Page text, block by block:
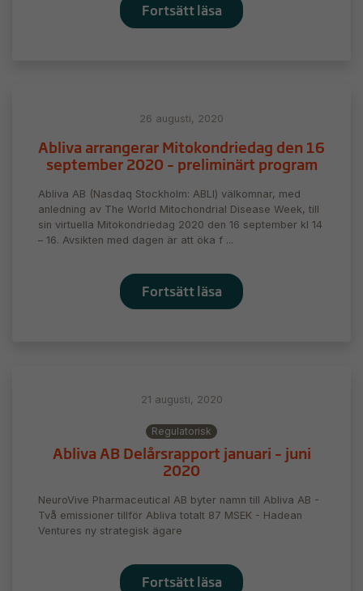
Fortsätt läsa
26 augusti, 2020
Abliva arrangerar Mitokondriedag den 16
september 2020 – preliminärt program
Abliva AB (Nasdaq Stockholm: ABLI) välkomnar, med
anledning av The World Mitochondrial Disease Week, till
sin virtuella Mitokondriedag 2020 den 16 september kl 14
– 16. Avsikten med dagen är att öka f ...
Fortsätt läsa
21 augusti, 2020
Regulatorisk
Abliva AB Delårsrapport januari – juni
2020
NeuroVive Pharmaceutical AB byter namn till Abliva AB -
Två emissioner tillför Abliva totalt 87 MSEK - Hadean
Ventures ny strategisk ägare
Fortsätt läsa